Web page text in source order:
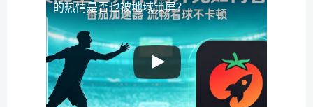
的热情是否也被地域锁屏？